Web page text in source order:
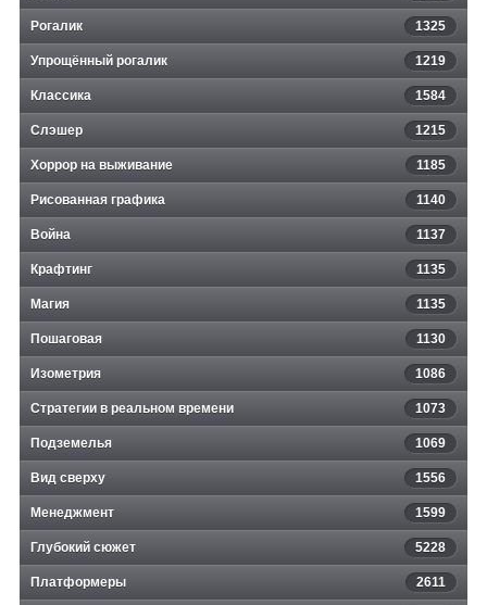
Рогалик 1325
Упрощённый рогалик 1219
Классика 1584
Слэшер 1215
Хоррор на выживание 1185
Рисованная графика 1140
Война 1137
Крафтинг 1135
Магия 1135
Пошаговая 1130
Изометрия 1086
Стратегии в реальном времени 1073
Подземелья 1069
Вид сверху 1556
Менеджмент 1599
Глубокий сюжет 5228
Платформеры 2611